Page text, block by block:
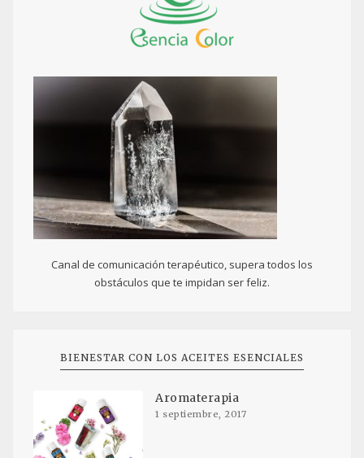
Canal de comunicación terapéutico, supera todos los
obstáculos que te impidan ser feliz.
BIENESTAR CON LOS ACEITES ESENCIALES
Aromaterapia
1 septiembre, 2017